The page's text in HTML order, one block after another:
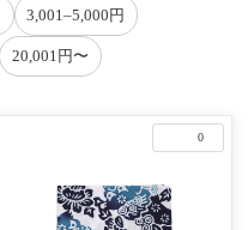
3,001–5,000円
20,001円〜
0